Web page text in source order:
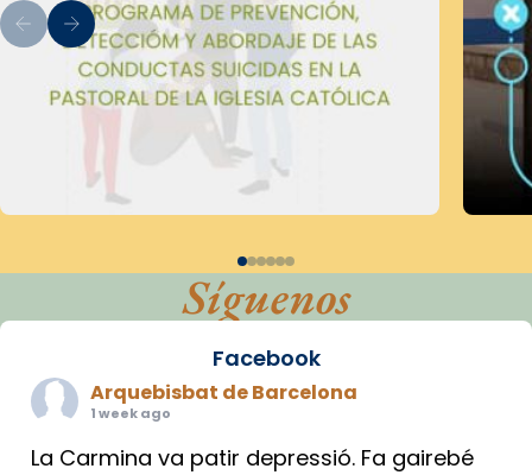
Síguenos
Facebook
Arquebisbat de Barcelona
1 week ago
La Carmina va patir depressió. Fa gairebé